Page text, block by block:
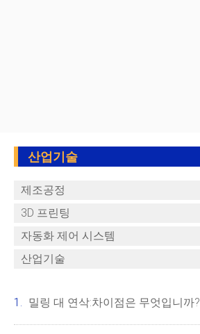
산업기술
제조공정
3D 프린팅
자동화 제어 시스템
산업기술
밀링 대 연삭:차이점은 무엇입니까?